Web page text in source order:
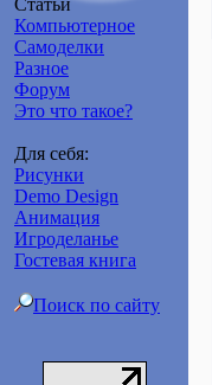
Статьи
Компьютерное
Самоделки
Разное
Форум
Это что такое?
Для себя:
Рисунки
Demo Design
Анимация
Игроделанье
Гостевая книга
Поиск по сайту